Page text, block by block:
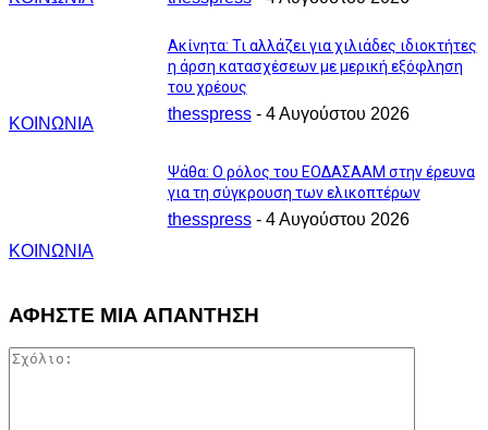
ΚΟΙΝΩΝΙΑ
Ακίνητα: Τι αλλάζει για χιλιάδες ιδιοκτήτες
η άρση κατασχέσεων με μερική εξόφληση
του χρέους
thesspress - 4 Αυγούστου 2026
ΚΟΙΝΩΝΙΑ
Ψάθα: Ο ρόλος του ΕΟΔΑΣΑΑΜ στην έρευνα
για τη σύγκρουση των ελικοπτέρων
thesspress - 4 Αυγούστου 2026
ΑΦΗΣΤΕ ΜΙΑ ΑΠΑΝΤΗΣΗ